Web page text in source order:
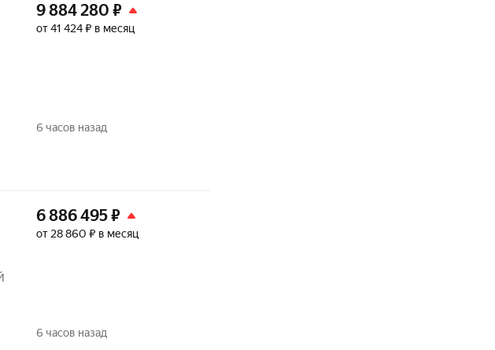
9 884 280 ₽
от 41 424 ₽ в месяц
6 часов назад
6 886 495₽
от 28 860 ₽ в месяц
6 часов назад